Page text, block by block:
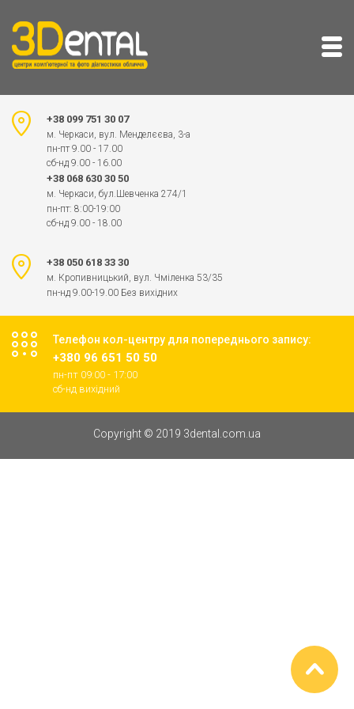
+38 099 751 30 07
м. Черкаси, вул. Менделєєва, 3-а
пн-пт 9.00 - 17.00
сб-нд 9.00 - 16.00
+38 068 630 30 50
м. Черкаси, бул.Шевченка 274/1
пн-пт: 8:00-19:00
сб-нд 9.00 - 18.00
+38 050 618 33 30
м. Кропивницький, вул. Чміленка 53/35
пн-нд 9.00-19.00 Без вихідних
Телефон кол-центру для попереднього запису:
+380 96 651 50 50
пн-пт 09:00 - 17:00
cб-нд вихідний
Copyright © 2019 3dental.com.ua